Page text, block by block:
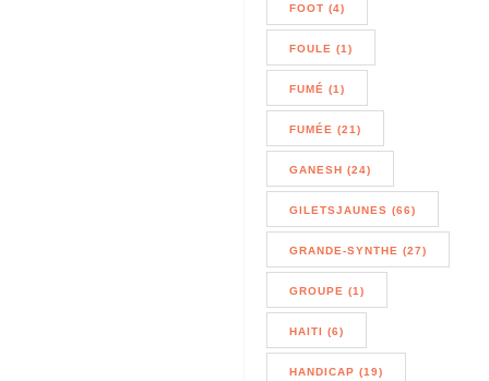
FOOT (4)
FOULE (1)
FUMÉ (1)
FUMÉE (21)
GANESH (24)
GILETSJAUNES (66)
GRANDE-SYNTHE (27)
GROUPE (1)
HAITI (6)
HANDICAP (19)